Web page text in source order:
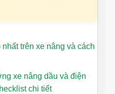
trên xe nâng và cách
xe nâng dầu và điện
chi tiết